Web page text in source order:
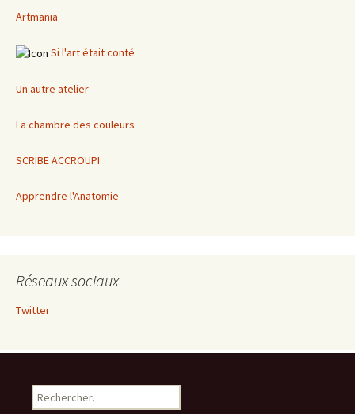
Artmania
Si l'art était conté
Un autre atelier
La chambre des couleurs
SCRIBE ACCROUPI
Apprendre l'Anatomie
Réseaux sociaux
Twitter
Rechercher :